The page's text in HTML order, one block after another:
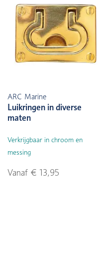
ARC Marine
Luikringen in diverse
maten
Verkrijgbaar in chroom en
messing
Vanaf € 13,95